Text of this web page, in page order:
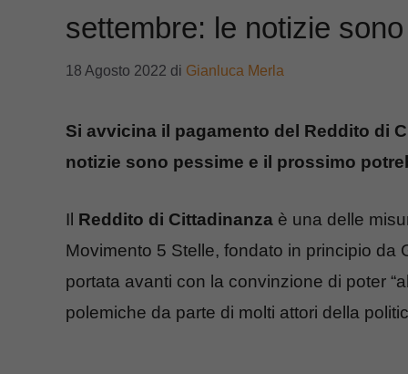
settembre: le notizie
18 Agosto 2022 di Gianluca Merla
Si avvicina il pagamento del Reddito di
notizie sono pessime e il prossimo
Il Reddito di Cittadinanza è una delle
Movimento 5 Stelle, fondato in principio da
portata avanti con la convinzione di poter
polemiche da parte di molti attori della